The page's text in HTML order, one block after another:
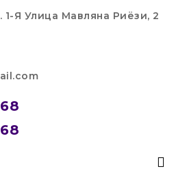
Я Улица Мавляна Риёзи, 2